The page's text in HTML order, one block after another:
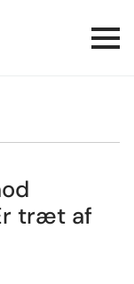
træt af